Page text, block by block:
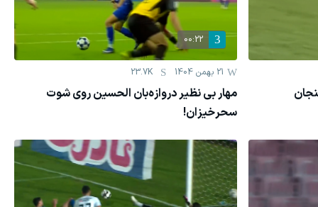
00:22
21 بهمن 1404 23.7K
مهار بی نظیر دروازه‌بان الحسین روی شوت
سحرخیزان!